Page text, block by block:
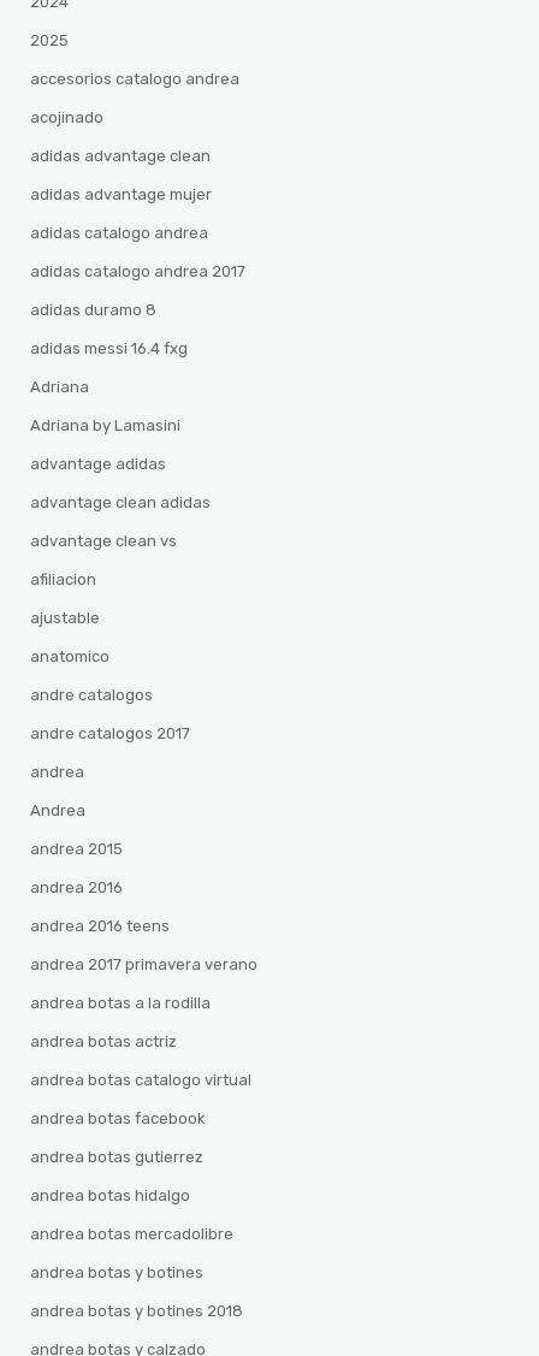
2025
accesorios catalogo andrea
acojinado
adidas advantage clean
adidas advantage mujer
adidas catalogo andrea
adidas catalogo andrea 2017
adidas duramo 8
adidas messi 16.4 fxg
Adriana
Adriana by Lamasini
advantage adidas
advantage clean adidas
advantage clean vs
afiliacion
ajustable
anatomico
andre catalogos
andre catalogos 2017
andrea
Andrea
andrea 2015
andrea 2016
andrea 2016 teens
andrea 2017 primavera verano
andrea botas a la rodilla
andrea botas actriz
andrea botas catalogo virtual
andrea botas facebook
andrea botas gutierrez
andrea botas hidalgo
andrea botas mercadolibre
andrea botas y botines
andrea botas y botines 2018
andrea botas y calzado